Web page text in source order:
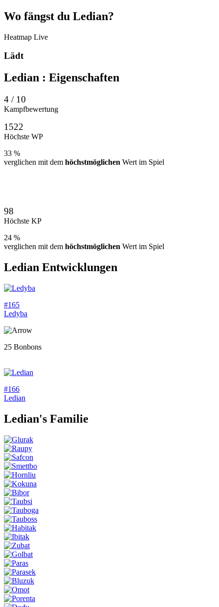
Wo fängst du Ledian?
Heatmap Live
Lädt
Ledian : Eigenschaften
4 / 10
Kampfbewertung
1522
Höchste WP
33 %
verglichen mit dem höchstmöglichen Wert im Spiel
98
Höchste KP
24 %
verglichen mit dem höchstmöglichen Wert im Spiel
Ledian Entwicklungen
#165
Ledyba
25 Bonbons
#166
Ledian
Ledian's Familie